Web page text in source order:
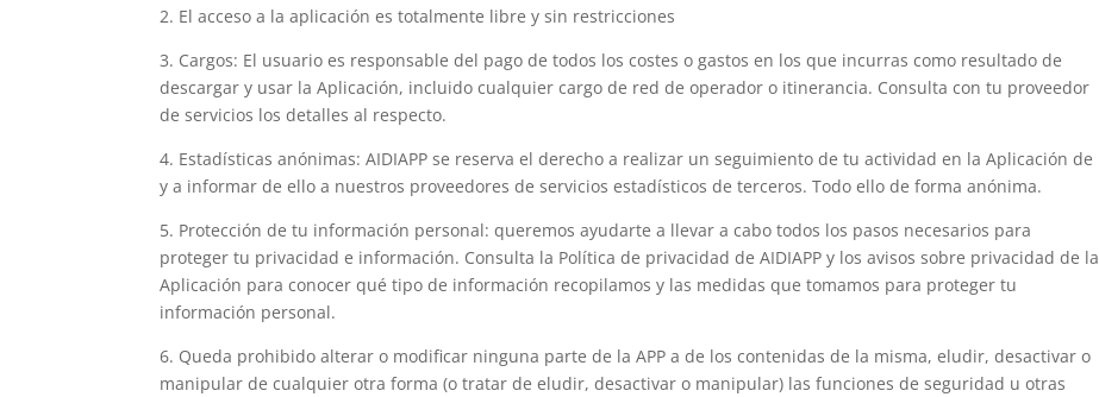
2. El acceso a la aplicación es totalmente libre y sin restricciones
3. Cargos: El usuario es responsable del pago de todos los costes o gastos en los que incurras como resultado de
descargar y usar la Aplicación, incluido cualquier cargo de red de operador o itinerancia. Consulta con tu proveedor
de servicios los detalles al respecto.
4. Estadísticas anónimas: AIDIAPP se reserva el derecho a realizar un seguimiento de tu actividad en la Aplicación de
y a informar de ello a nuestros proveedores de servicios estadísticos de terceros. Todo ello de forma anónima.
5. Protección de tu información personal: queremos ayudarte a llevar a cabo todos los pasos necesarios para
proteger tu privacidad e información. Consulta la Política de privacidad de AIDIAPP y los avisos sobre privacidad de la
Aplicación para conocer qué tipo de información recopilamos y las medidas que tomamos para proteger tu
información personal.
6. Queda prohibido alterar o modificar ninguna parte de la APP a de los contenidas de la misma, eludir, desactivar o
manipular de cualquier otra forma (o tratar de eludir, desactivar o manipular) las funciones de seguridad u otras